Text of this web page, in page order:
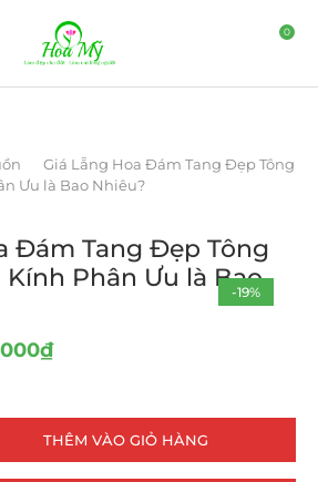
0
Giá Lẵng Hoa Đám Tang Đẹp Tông
Ưu là Bao Nhiêu?
-19%
Đám Tang Đẹp Tông
Phân Ưu là Bao
₫
THÊM VÀO GIỎ HÀNG